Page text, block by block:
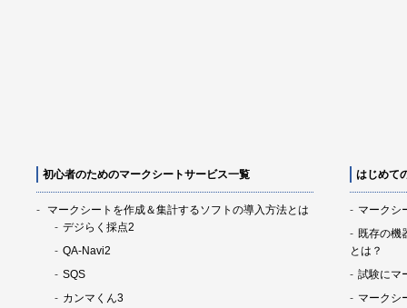
初心者のためのマークシートサービス一覧
マークシートを作成＆集計するソフトの導入方法とは
デジらく採点2
QA-Navi2
SQS
カンマくん3
はじめて
マークシ
既存の機
とは？
試験にマ
マークシ